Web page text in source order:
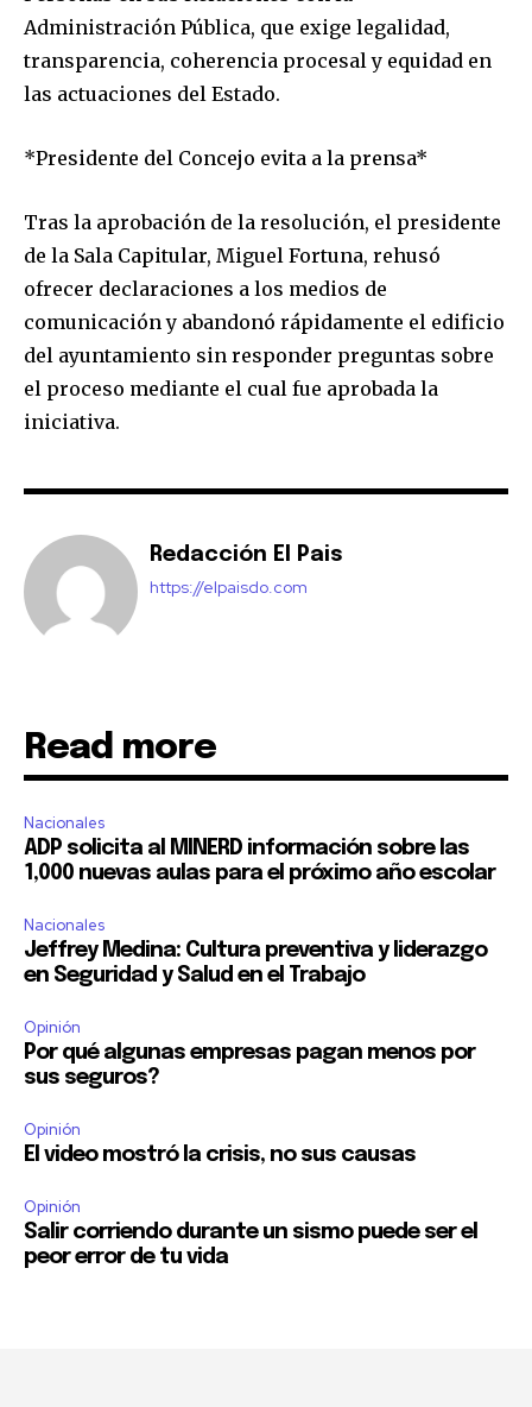
Administración Pública, que exige legalidad,
transparencia, coherencia procesal y equidad en
las actuaciones del Estado.
*Presidente del Concejo evita a la prensa*
Tras la aprobación de la resolución, el presidente
de la Sala Capitular, Miguel Fortuna, rehusó
ofrecer declaraciones a los medios de
comunicación y abandonó rápidamente el edificio
del ayuntamiento sin responder preguntas sobre
el proceso mediante el cual fue aprobada la
iniciativa.
Redacción El Pais
https://elpaisdo.com
Read more
Nacionales
ADP solicita al MINERD información sobre las
1,000 nuevas aulas para el próximo año escolar
Nacionales
Jeffrey Medina: Cultura preventiva y liderazgo
en Seguridad y Salud en el Trabajo
Opinión
Por qué algunas empresas pagan menos por
sus seguros?
Opinión
El video mostró la crisis, no sus causas
Opinión
Salir corriendo durante un sismo puede ser el
peor error de tu vida